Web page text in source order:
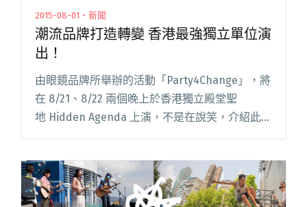
2015-08-01・新聞
潮流品牌打造轉變 香港最強獨立單位演
出！
由眼鏡品牌所舉辦的活動「Party4Change」，將
在 8/21、8/22 兩個晚上於香港獨立殿堂聖
地 Hidden Agenda 上演，不是在說笑，介紹此活
品牌打造轉變 香港最強獨立單位演出！"